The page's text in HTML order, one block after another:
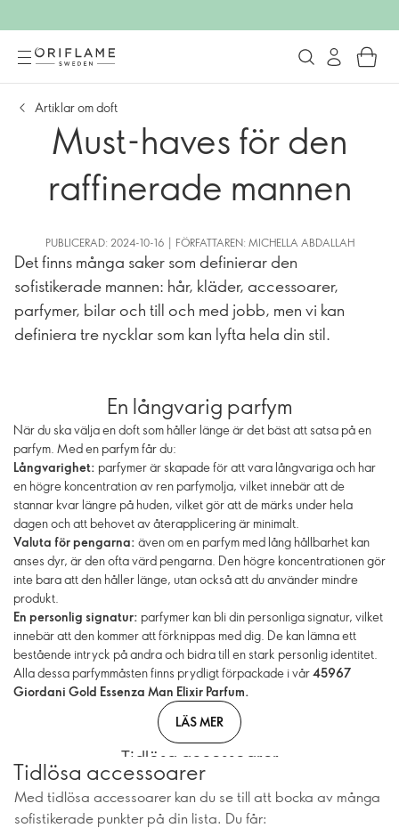
Artiklar om doft
Must-haves för den
raffinerade mannen
PUBLICERAD: 2024-10-16 | FÖRFATTAREN: MICHELLA ABDALLAH
Det finns många saker som definierar den
sofistikerade mannen: hår, kläder, accessoarer,
parfymer, bilar och till och med jobb, men vi kan
definiera tre nycklar som kan lyfta hela din stil.
En långvarig parfym
När du ska välja en doft som håller länge är det bäst att satsa på en
parfym. Med en parfym får du:
Långvarighet: parfymer är skapade för att vara långvariga och har
en högre koncentration av ren parfymolja, vilket innebär att de
stannar kvar längre på huden, vilket gör att de märks under hela
dagen och att behovet av återapplicering är minimalt.
Valuta för pengarna: även om en parfym med lång hållbarhet kan
anses dyr, är den ofta värd pengarna. Den högre koncentrationen gör
inte bara att den håller länge, utan också att du använder mindre
produkt.
En personlig signatur: parfymer kan bli din personliga signatur, vilket
innebär att den kommer att förknippas med dig. De kan lämna ett
bestående intryck på andra och bidra till en stark personlig identitet.
Alla dessa parfymmåsten finns prydligt förpackade i vår45967
Giordani Gold Essenza Man Elixir Parfum.
LÄS MER
Tidlösa accessoarer
Tidlösa accessoarer
Med tidlösa accessoarer kan du se till att bocka av många
sofistikerade punkter på din lista. Du får: